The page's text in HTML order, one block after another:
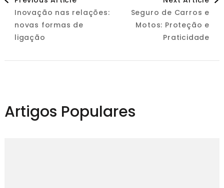
Navigation
Inovação nas relações:
novas formas de
ligação
Seguro de Carros e
Motos: Proteção e
Praticidade
Artigos Populares